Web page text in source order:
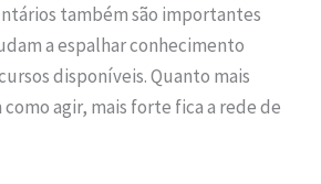
também são importantes
a espalhar conhecimento
disponíveis. Quanto mais
agir, mais forte fica a rede de